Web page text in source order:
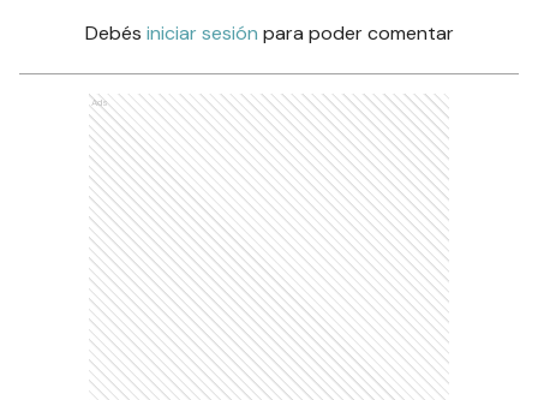
Debés iniciar sesión para poder comentar
Ads